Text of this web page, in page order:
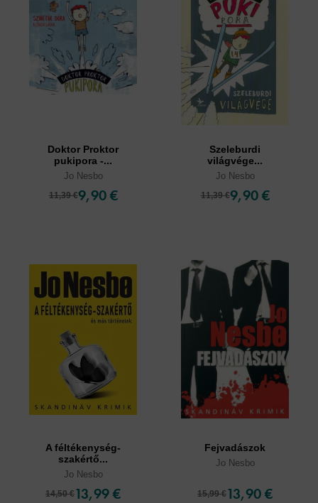
Doktor Proktor
pukipora -...
Jo Nesbo
11,39 €9,90 €
Szeleburdi
világvége...
Jo Nesbo
11,39 €9,90 €
A féltékenység-
szakértő...
Jo Nesbo
14,50 €13,99 €
Fejvadászok
Jo Nesbo
15,99 €13,90 €